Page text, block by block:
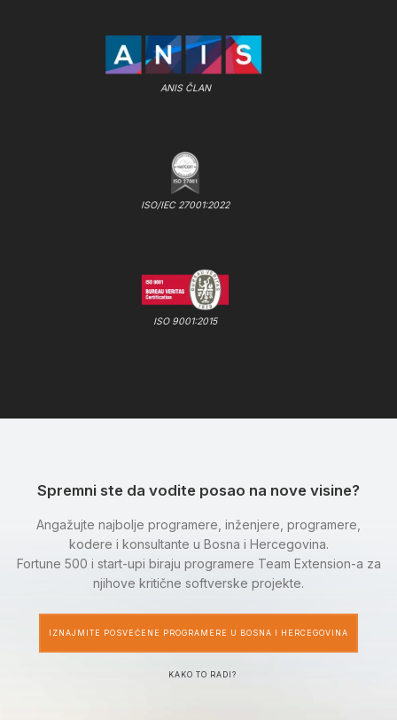
ANIS ČLAN
ISO/IEC 27001:2022
ISO 9001:2015
Spremni ste da vodite posao na nove visine?
Angažujte najbolje programere, inženjere, programere,
kodere i konsultante u Bosna i Hercegovina.
Fortune 500 i start-upi biraju programere Team Extension-a za
njihove kritične softverske projekte.
IZNAJMITE POSVEĆENE PROGRAMERE U BOSNA I HERCEGOVINA
KAKO TO RADI?